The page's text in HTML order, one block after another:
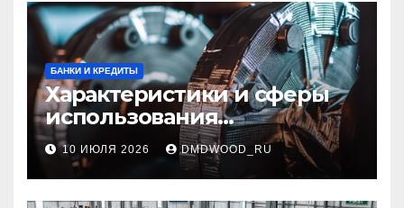
БАНКИ И КРЕДИТЫ
Характеристики и сферы
использования
межфланцевых
огнезащитных
самоклеящихся лент
10 ИЮЛЯ 2026 DMDWOOD_RU